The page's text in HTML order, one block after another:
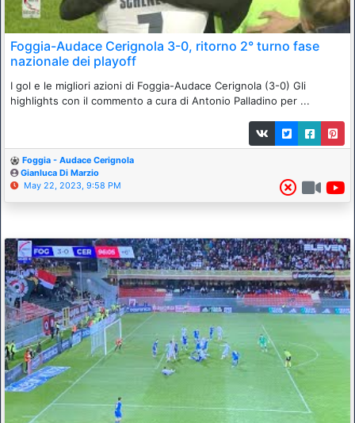
Foggia-Audace Cerignola 3-0, ritorno 2° turno fase
nazionale dei playoff
I gol e le migliori azioni di Foggia-Audace Cerignola (3-0) Gli
highlights con il commento a cura di Antonio Palladino per ...
Foggia - Audace Cerignola
Gianluca Di Marzio
May 22, 2023, 9:58 PM